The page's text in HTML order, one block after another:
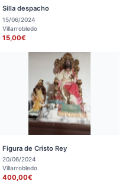
Silla despacho
15/06/2024
Villarrobledo
15,00€
Figura de Cristo Rey
20/06/2024
Villarrobledo
400,00€